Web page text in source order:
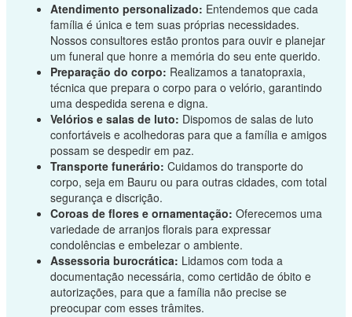
Atendimento personalizado: Entendemos que cada
família é única e tem suas próprias necessidades.
Nossos consultores estão prontos para ouvir e planejar
um funeral que honre a memória do seu ente querido.
Preparação do corpo: Realizamos a tanatopraxia,
técnica que prepara o corpo para o velório, garantindo
uma despedida serena e digna.
Velórios e salas de luto: Dispomos de salas de luto
confortáveis e acolhedoras para que a família e amigos
possam se despedir em paz.
Transporte funerário: Cuidamos do transporte do
corpo, seja em Bauru ou para outras cidades, com total
segurança e discrição.
Coroas de flores e ornamentação: Oferecemos uma
variedade de arranjos florais para expressar
condolências e embelezar o ambiente.
Assessoria burocrática: Lidamos com toda a
documentação necessária, como certidão de óbito e
autorizações, para que a família não precise se
preocupar com esses trâmites.